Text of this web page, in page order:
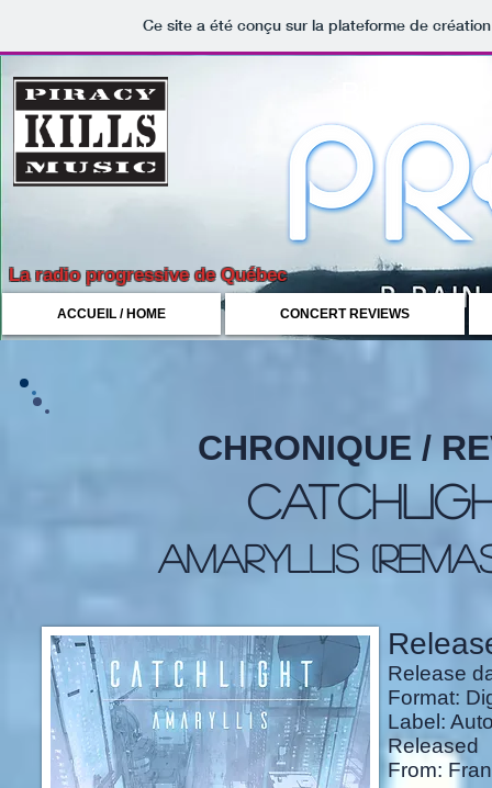
Ce site a été conçu sur la plateforme de
La radio progressive de Québec
CHRONIQUE /
amaryllis
Release
Format:
Label:
Released
From:
ACCUEIL / HOME CONCERT REVIEWS